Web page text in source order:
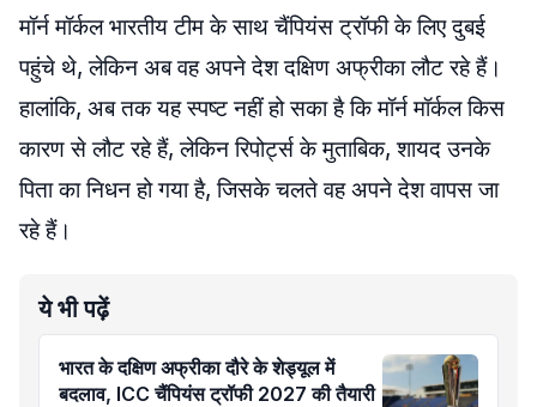
मॉर्न मॉर्कल भारतीय टीम के साथ चैंपियंस ट्रॉफी के लिए दुबई
पहुंचे थे, लेकिन अब वह अपने देश दक्षिण अफ्रीका लौट रहे हैं।
हालांकि, अब तक यह स्पष्ट नहीं हो सका है कि मॉर्न मॉर्कल किस
कारण से लौट रहे हैं, लेकिन रिपोर्ट्स के मुताबिक, शायद उनके
पिता का निधन हो गया है, जिसके चलते वह अपने देश वापस जा
रहे हैं।
ये भी पढ़ें
भारत के दक्षिण अफ्रीका दौरे के शेड्यूल में
बदलाव, ICC चैंपियंस ट्रॉफी 2027 की तैयारी